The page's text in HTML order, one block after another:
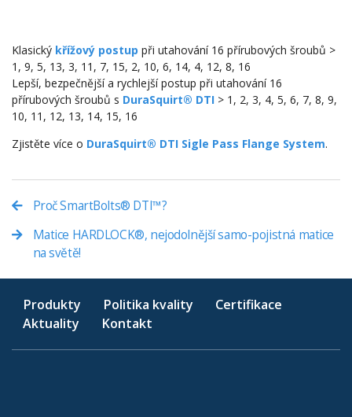
Klasický křížový postup při utahování 16 přírubových šroubů >
1, 9, 5, 13, 3, 11, 7, 15, 2, 10, 6, 14, 4, 12, 8, 16
Lepší, bezpečnější a rychlejší postup při utahování 16
přírubových šroubů s DuraSquirt® DTI > 1, 2, 3, 4, 5, 6, 7, 8, 9,
10, 11, 12, 13, 14, 15, 16
Zjistěte více o DuraSquirt® DTI Sigle Pass Flange System.
Proč SmartBolts® DTI™?
Matice HARDLOCK®, nejodolnější samo-pojistná matice
na světě!
Produkty Politika kvality
Certifikace
Aktuality
Kontakt